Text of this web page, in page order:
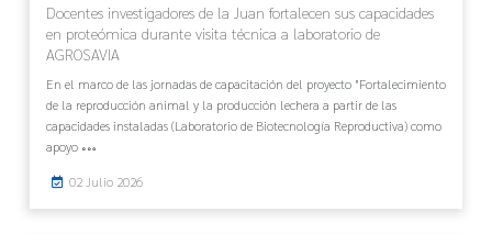
Docentes investigadores de la Juan fortalecen sus capacidades
en proteómica durante visita técnica a laboratorio de
AGROSAVIA
En el marco de las jornadas de capacitación del proyecto "Fortalecimiento
de la reproducción animal y la producción lechera a partir de las
capacidades instaladas (Laboratorio de Biotecnología Reproductiva) como
apoyo
02 Julio 2026